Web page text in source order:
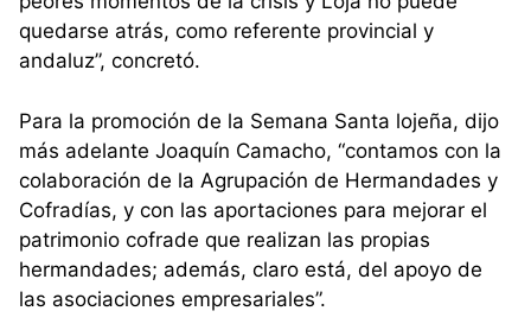
quedarse atrás, como referente provincial y
andaluz”, concretó.
Para la promoción de la Semana Santa lojeña, dijo
más adelante Joaquín Camacho, “contamos con la
colaboración de la Agrupación de Hermandades y
Cofradías, y con las aportaciones para mejorar el
patrimonio cofrade que realizan las propias
hermandades; además, claro está, del apoyo de
las asociaciones empresariales”.